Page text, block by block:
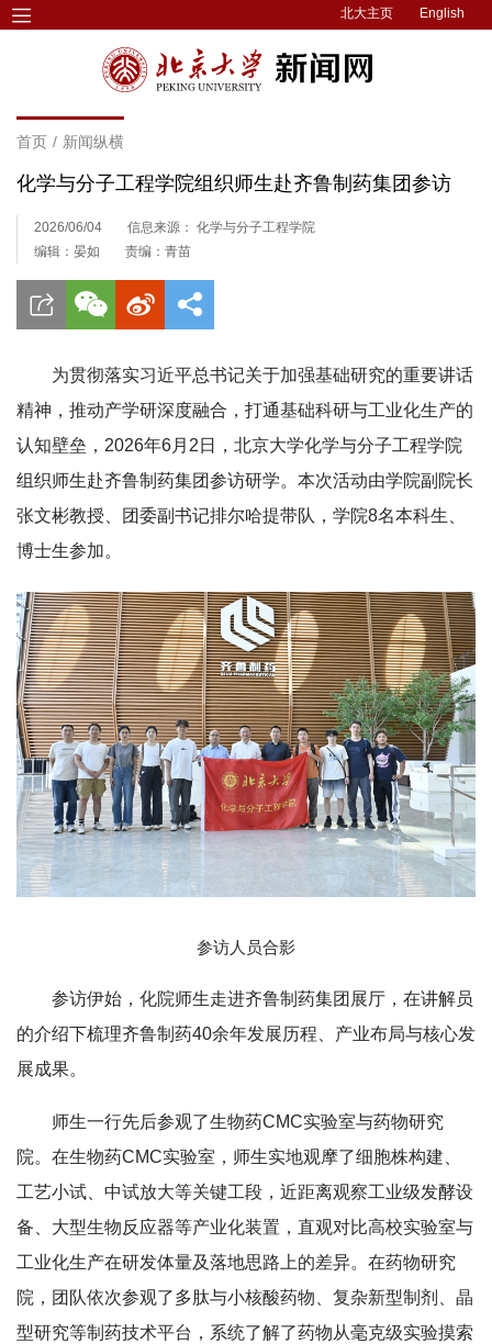
北大主页 English
首页 / 新闻纵横
化学与分子工程学院组织师生赴齐鲁制药集团参访
2026/06/04
信息来源： 化学与分子工程学院
编辑：晏如
责编：青苗
为贯彻落实习近平总书记关于加强基础研究的重要讲话
精神，推动产学研深度融合，打通基础科研与工业化生产的
认知壁垒，2026年6月2日，北京大学化学与分子工程学院
组织师生赴齐鲁制药集团参访研学。本次活动由学院副院长
张文彬教授、团委副书记排尔哈提带队，学院8名本科生、
博士生参加。
参访人员合影
参访伊始，化院师生走进齐鲁制药集团展厅，在讲解员
的介绍下梳理齐鲁制药40余年发展历程、产业布局与核心发
展成果。
师生一行先后参观了生物药CMC实验室与药物研究
院。在生物药CMC实验室，师生实地观摩了细胞株构建、
工艺小试、中试放大等关键工段，近距离观察工业级发酵设
备、大型生物反应器等产业化装置，直观对比高校实验室与
工业化生产在研发体量及落地思路上的差异。在药物研究
院，团队依次参观了多肽与小核酸药物、复杂新型制剂、晶
型研究等制药技术平台，系统了解了药物从毫克级实验摸索